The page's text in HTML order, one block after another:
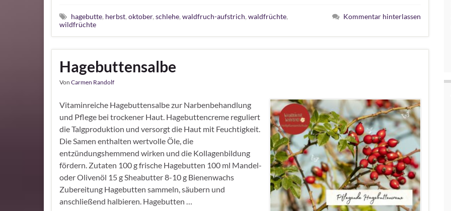
hagebutte, herbst, oktober, schlehe, waldfruch-aufstrich, waldfrüchte,
wildfrüchte
Kommentar hinterlassen
Hagebuttensalbe
Von Carmen Randolf
Vitaminreiche Hagebuttensalbe zur Narbenbehandlung
und Pflege bei trockener Haut. Hagebuttencreme reguliert
die Talgproduktion und versorgt die Haut mit Feuchtigkeit.
Die Samen enthalten wertvolle Öle, die
entzündungshemmend wirken und die Kollagenbildung
fördern. Zutaten 100 g frische Hagebutten 100 ml Mandel-
oder Olivenöl 15 g Sheabutter 8-10 g Bienenwachs
Zubereitung Hagebutten sammeln, säubern und
anschließend halbieren. Hagebutten …